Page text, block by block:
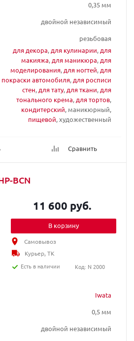
0,35 мм
двойной независимый
резьбовая
для декора, для кулинарии, для
макияжа, для маникюра, для
моделирования, для ногтей, для
покраски автомобиля, для росписи
стен, для тату, для ткани, для
тонального крема, для тортов,
кондитерский, маникюрный,
пищевой, художественный
Сравнить
BCN
Iwata
0,5 мм
двойной независимый
11 600 руб.
В корзину
Самовывоз
Курьер, ТК
Есть в наличии
Код: N 2000